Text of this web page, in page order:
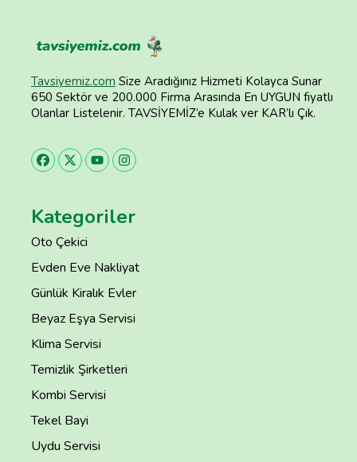
Tavsiyemiz.com Size Aradığınız Hizmeti Kolayca Sunar
650 Sektör ve 200.000 Firma Arasında En UYGUN fiyatlı
Olanlar Listelenir. TAVSİYEMİZ’e Kulak ver KAR’lı Çık.
Kategoriler
Oto Çekici
Evden Eve Nakliyat
Günlük Kiralık Evler
Beyaz Eşya Servisi
Klima Servisi
Temizlik Şirketleri
Kombi Servisi
Tekel Bayi
Uydu Servisi